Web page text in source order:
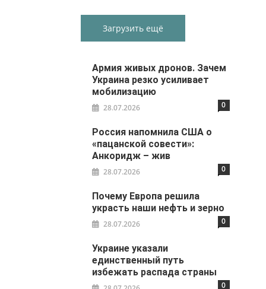
Загрузить ещё
Армия живых дронов. Зачем
Украина резко усиливает
мобилизацию
28.07.2026 0
Россия напомнила США о
«пацанской совести»:
Анкоридж – жив
28.07.2026 0
Почему Европа решила
украсть наши нефть и зерно
28.07.2026 0
Украине указали
единственный путь
избежать распада страны
0